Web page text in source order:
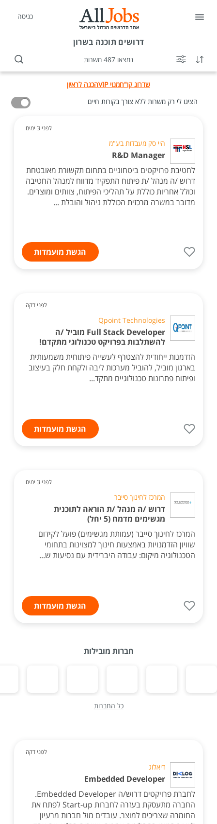
כניסה
דרושים תוכנה בשרון
נמצאו 487 משרות
שדרוג קו"חמנוי VIP
הכנה לראיון
הציגו לי רק משרות ללא צורך בקורות חיים
לפני 3 ימים
היי סק מעבדות בע"מ
R&D Manager
לחטיבת פרויקטים ביטחוניים בתחום תקשורת מאובטחת
דרוש /ה מנהל /ת פיתוח התפקיד מדווח למנהל החטיבה
וכולל אחריות כוללת על תהליכי הפיתוח, צוותים ומוצרים.
מדובר במשרה מרכזית הכוללת ניהול והובלת ...
הגשת מועמדות
לפני דקה
Qpoint Technologies
Full Stack Developer מוביל /ה
להשתלבות בפרויקט טכנולוגי מתקדם!
הזדמנות ייחודית להצטרף לעשייה פיתוחית משמעותית
בארגון מוביל, להוביל מערכות ליבה ולקחת חלק בעיצוב
ופיתוח פתרונות טכנולוגיים מתקד...
הגשת מועמדות
לפני 3 ימים
המרכז לחינוך סייבר
דרוש /ה מנהל /ת הוראה לתוכנית
מגשימים מדמח (5 יחל)
המרכז לחינוך סייבר (עמותת מגשימים) פועל לקידום
שוויון הזדמנויות באמצעות חינוך למצוינות בתחומי
הטכנולוגיה מיקום: עבודה היברידית עם נסיעות ש...
הגשת מועמדות
חברות מובילות
כל החברות
לפני דקה
דיאלוג
Embedded Developer
לחברת פרויקטים דרוש/ה Embedded Developer.
החברה מתעסקת בעזרה לחברות Start-up לפתח את
החומרה שצריכים למוצר. עובדים מול חברות מרעיון